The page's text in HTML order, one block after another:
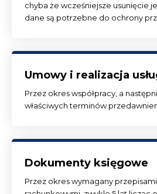
chyba że wcześniejsze usunięcie
dane są potrzebne do ochrony
Umowy i realizacja
Przez okres współpracy, a
właściwych terminów
Dokumenty księgowe
Przez okres wymagany